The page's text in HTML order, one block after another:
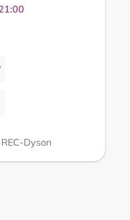
Dyson